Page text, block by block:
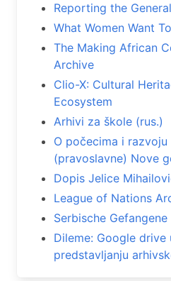
Reporting the
What Women Want
The Making African
Archive
Clio-X: Cultural
Ecosystem
Arhivi za škole (rus.)
O počecima i
(pravoslavne) Nove
Dopis Jelice
League of Nations
Serbische
Dileme: Google drive
predstavljanju